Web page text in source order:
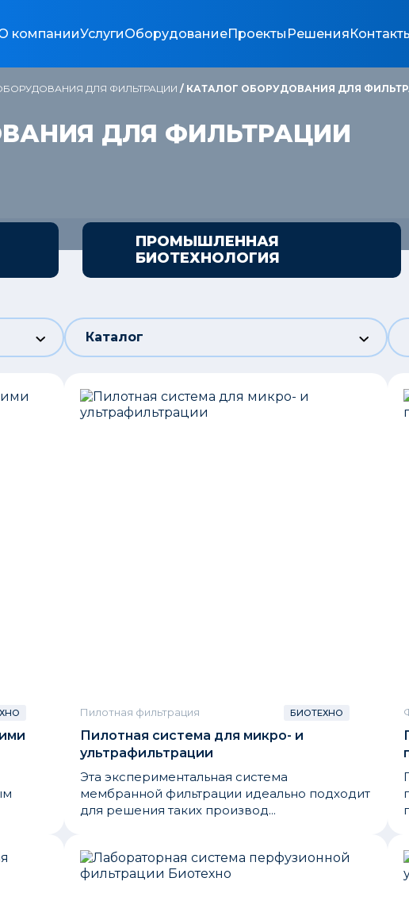
компанииУслугиОборудованиеПроекты Решения
ДЛЯ ФИЛЬТРАЦИИ / КАТАЛОГ ОБОРУДОВАНИЯ ДЛЯ
ДЛЯ ФИЛЬТРАЦИИ
ПРОМЫШЛЕННАЯ
БИОТЕХНОЛОГИЯ
Каталог
Пилотная фильтрация БИОТЕХНО
Пилотная система для микро- и
ультрафильтрации
Эта экспериментальная система
мембранной фильтрации идеально подходит
для решения таких производ...